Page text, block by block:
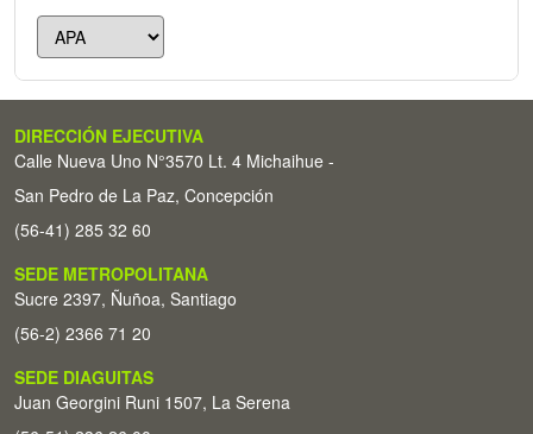
DIRECCIÓN EJECUTIVA
Calle Nueva Uno N°3570 Lt. 4 Michaihue -
San Pedro de La Paz, Concepción
(56-41) 285 32 60
SEDE METROPOLITANA
Sucre 2397, Ñuñoa, Santiago
(56-2) 2366 71 20
SEDE DIAGUITAS
Juan Georgini Runi 1507, La Serena